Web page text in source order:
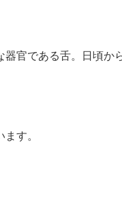
官である舌。日頃か
す。